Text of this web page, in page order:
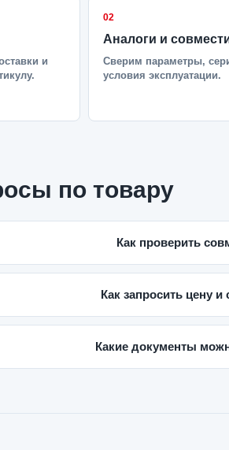
и
02
Аналоги и
Сверим параметры,
условия эксплуатации.
по товару
Как проверить
Как запросить цену и
Какие документы